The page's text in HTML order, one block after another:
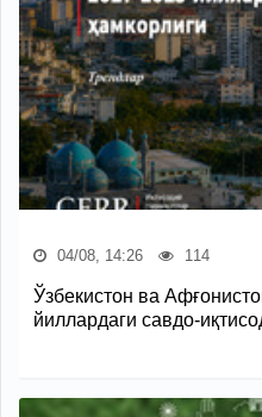
04/08, 14:26 114
Ўзбекистон ва
йиллардаги савдо-